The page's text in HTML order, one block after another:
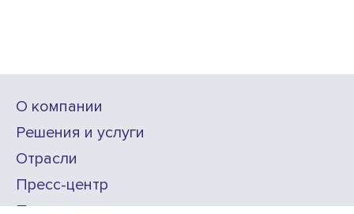
О компании
Решения и услуги
Отрасли
Пресс-центр